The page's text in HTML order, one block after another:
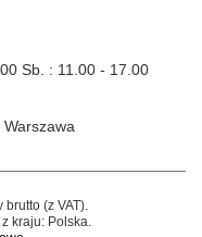
Sb. : 11.00 - 17.00
Warszawa
(z VAT).
kraju: Polska.